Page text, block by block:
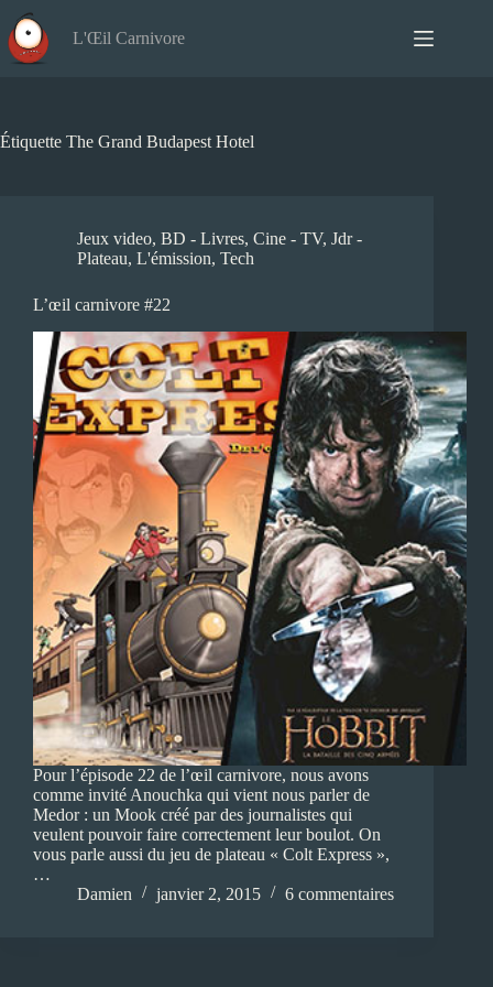
au
contenu
L'Œil Carnivore
Étiquette The Grand Budapest Hotel
Jeux video, BD - Livres, Cine - TV, Jdr -
Plateau, L'émission, Tech
L’œil carnivore #22
Pour l’épisode 22 de l’œil carnivore, nous avons
comme invité Anouchka qui vient nous parler de
Medor : un Mook créé par des journalistes qui
veulent pouvoir faire correctement leur boulot. On
vous parle aussi du jeu de plateau « Colt Express »,
…
Damien
janvier 2, 2015 6 commentaires